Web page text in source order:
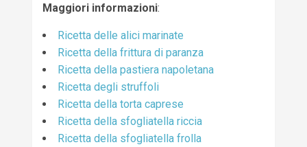
Maggiori informazioni:
Ricetta delle alici marinate
Ricetta della frittura di paranza
Ricetta della pastiera napoletana
Ricetta degli struffoli
Ricetta della torta caprese
Ricetta della sfogliatella riccia
Ricetta della sfogliatella frolla